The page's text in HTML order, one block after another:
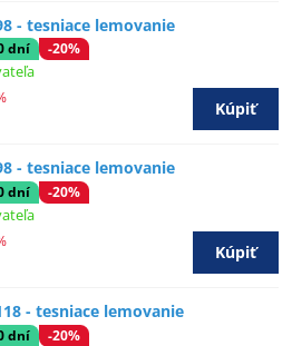
- tesniace lemovanie
dní -20%
Kúpiť
- tesniace lemovanie
dní -20%
Kúpiť
- tesniace lemovanie
dní -20%